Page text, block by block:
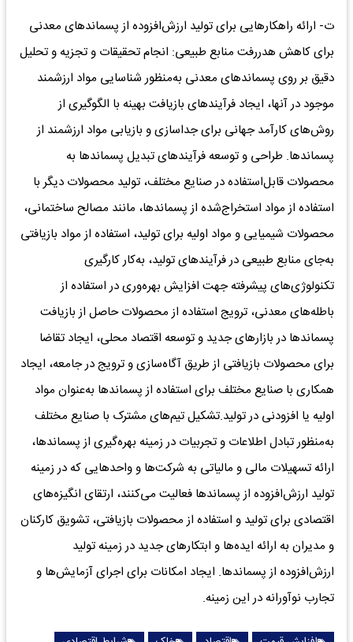
ت‌- ارائه‌ راهکارهایی‌ برای‌ تولید ارزش‌افزوده‌ از پسماندهای‌ معدنی‌
برای‌ کاهش‌ هدررفت‌ منابع‌ طبیعی‌: انجام‌ تحقیقات‌ و تجزیه‌ و تحلیل‌
دقیق‌ بر روی‌ پسماندهای‌ معدنی‌ به‌منظور شناسایی‌ مواد ارزشمند
موجود در آنها، ایجاد فرآیندهای‌ بازیافت‌ بهینه‌ با الگوگیری‌ از
روش‌های‌ کارآمد جهانی‌ برای‌ جداسازی‌ و بازیابی‌ مواد ارزشمند از
پسماندها. طراحی‌ و توسعه‌ فرآیندهای‌ تبدیل‌ پسماندها به‌
محصولات‌ قابل‌استفاده‌ در صنایع‌ مختلف‌، تولید محصولات‌ دیگر با
استفاده‌ از مواد استخراج‌شده از پسماندها، مانند مصالح‌ ساختمانی‌،
محصولات‌ شیمیایی‌ و مواد اولیه‌ برای‌ تولید، استفاده‌ از مواد بازیافتی‌
به‌جای‌ منابع‌ طبیعی‌ در فرآیندهای‌ تولید، به‌کار کارگیری‌
تکنولوژی‌های‌ پیشرفته‌ جهت‌ افزایش‌ بهره‌وری‌ در استفاده‌ از
باطله‌های‌ معدنی‌، ترویج‌ استفاده‌ از محصولات‌ حاصل‌ از بازیافت‌
پسماندها در بازارهای‌ جدید و توسعه‌ اقتصاد محلی‌، ایجاد تقاضا
برای‌ محصولات‌ بازیافتی‌ از طریق‌ آگاه‌سازی‌ و ترویج‌ در جامعه‌، ایجاد
همکاری‌ با صنایع‌ مختلف‌ برای‌ استفاده‌ از پسماندها به‌عنوان‌ مواد
اولیه‌ یا افزودنی‌ در تولید.تشکیل‌ تیم‌های‌ مشترک‌ با صنایع‌ مختلف‌
به‌منظور تبادل‌ اطلاعات‌ و تجربیات‌ در زمینه‌ بهره‌گیری‌ از پسماندها،
ارائه‌ تسهیلات‌ مالی‌ و مالیاتی‌ به‌ شرکت‌ها و واحدهایی‌ که‌ در زمینه‌
تولید ارزش‌افزوده‌ از پسماندها فعالیت‌ می‌کنند، ارتقای انگیزه‌های‌
اقتصادی‌ برای‌ تولید و استفاده‌ از محصولات‌ بازیافتی‌، تشویق‌ کارکنان‌
و مدیران‌ به‌ ارائه‌ ایده‌ها و ابتکارهای‌ جدید در زمینه‌ تولید
ارزش‌افزوده‌ از پسماندها. ایجاد امکانات‌ برای‌ اجرای‌ آزمایش‌ها و
تجارب‌ نوآورانه‌ در این‌ زمینه‌.